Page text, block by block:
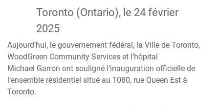
Toronto (Ontario), le 24 février
2025
Aujourd’hui, le gouvernement fédéral, la Ville de Toronto,
WoodGreen Community Services et l’hôpital
Michael Garron ont souligné l’inauguration officielle de
l’ensemble résidentiel situé au 1080, rue Queen Est à
Toronto.